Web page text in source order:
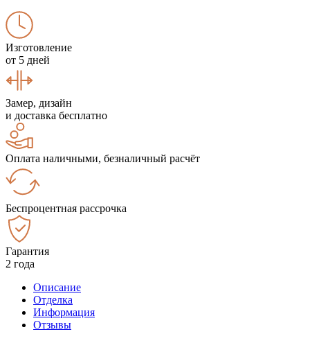
Изготовление
от 5 дней
Замер, дизайн
и доставка бесплатно
Оплата наличными, безналичный расчёт
Беспроцентная рассрочка
Гарантия
2 года
Описание
Отделка
Информация
Отзывы